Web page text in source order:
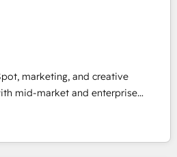
marketing, and creative
mid-market and enterprise
teams that turn HubSpot into a
of